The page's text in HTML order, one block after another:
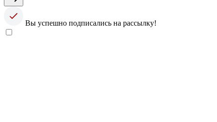
Вы успешно подписались на рассылку!